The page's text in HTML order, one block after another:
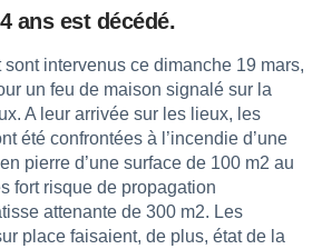
ans est décédé.
sont intervenus ce dimanche 19 mars,
un feu de maison signalé sur la
A leur arrivée sur les lieux, les
été confrontées à l’incendie d’une
pierre d’une surface de 100 m2 au
fort risque de propagation
attenante de 300 m2. Les
place faisaient, de plus, état de la